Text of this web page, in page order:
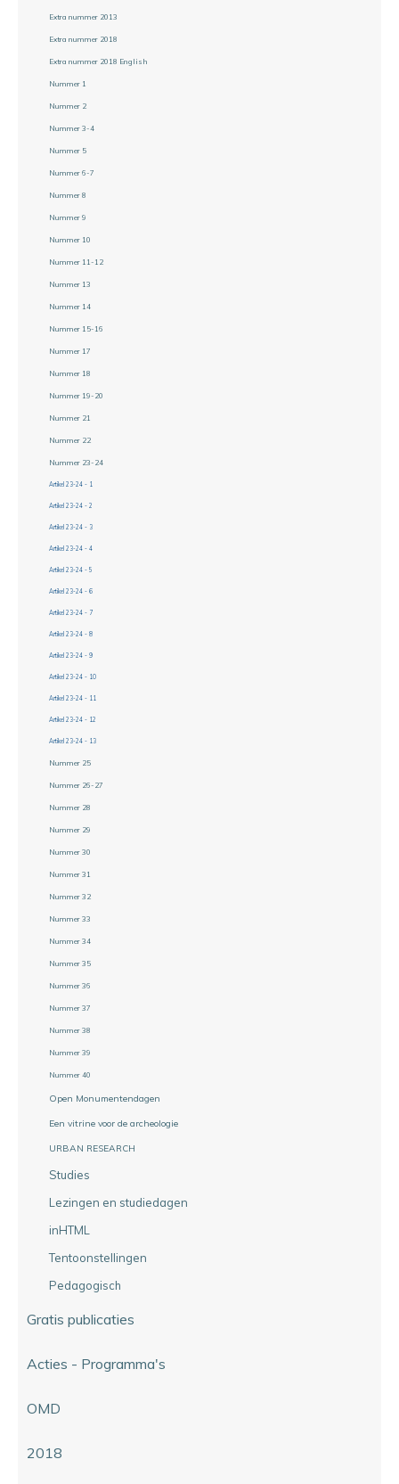
Extra nummer 2013
Extra nummer 2018
Extra nummer 2018 English
Nummer 1
Nummer 2
Nummer 3-4
Nummer 5
Nummer 6-7
Nummer 8
Nummer 9
Nummer 10
Nummer 11-12
Nummer 13
Nummer 14
Nummer 15-16
Nummer 17
Nummer 18
Nummer 19-20
Nummer 21
Nummer 22
Nummer 23-24
Artikel 23-24 - 1
Artikel 23-24 - 2
Artikel 23-24 - 3
Artikel 23-24 - 4
Artikel 23-24 - 5
Artikel 23-24 - 6
Artikel 23-24 - 7
Artikel 23-24 - 8
Artikel 23-24 - 9
Artikel 23-24 - 10
Artikel 23-24 - 11
Artikel 23-24 - 12
Artikel 23-24 - 13
Nummer 25
Nummer 26-27
Nummer 28
Nummer 29
Nummer 30
Nummer 31
Nummer 32
Nummer 33
Nummer 34
Nummer 35
Nummer 36
Nummer 37
Nummer 38
Nummer 39
Nummer 40
Open Monumentendagen
Een vitrine voor de archeologie
URBAN RESEARCH
Studies
Lezingen en studiedagen
inHTML
Tentoonstellingen
Pedagogisch
Gratis publicaties
Acties - Programma's
OMD
2018